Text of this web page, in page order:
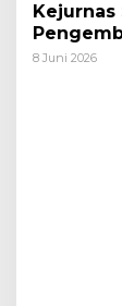
Kejurnas
Tengah
8 Juni 2026